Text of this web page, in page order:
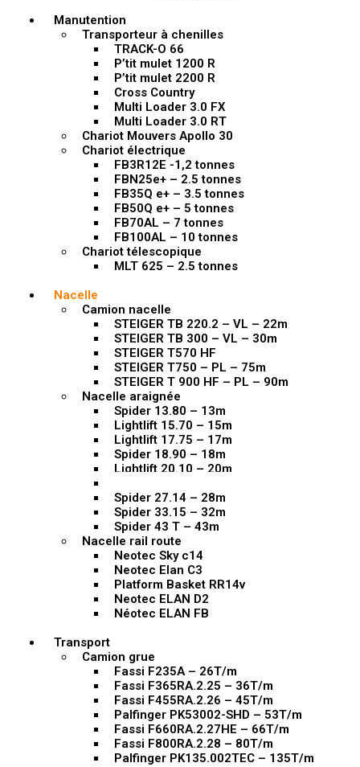
Manutention
Transporteur à chenilles
TRACK-O 66
P’tit mulet 1200 R
P’tit mulet 2200 R
Cross Country
Multi Loader 3.0 FX
Multi Loader 3.0 RT
Chariot Mouvers Apollo 30
Chariot électrique
FB3R12E -1,2 tonnes
FBN25e+ – 2.5 tonnes
FB35Q e+ – 3.5 tonnes
FB50Q e+ – 5 tonnes
FB70AL – 7 tonnes
FB100AL – 10 tonnes
Chariot télescopique
MLT 625 – 2.5 tonnes
Nacelle
Camion nacelle
STEIGER TB 220.2 – VL – 22m
STEIGER TB 300 – VL – 30m
STEIGER T570 HF
STEIGER T750 – PL – 75m
STEIGER T 900 HF – PL – 90m
Nacelle araignée
Spider 13.80 – 13m
Lightlift 15.70 – 15m
Lightlift 17.75 – 17m
Spider 18.90 – 18m
Lightlift 20.10 – 20m
Spider 27.14 – 28m
Spider 33.15 – 32m
Spider 43 T – 43m
Nacelle rail route
Neotec Sky c14
Neotec Elan C3
Platform Basket RR14v
Neotec ELAN D2
Néotec ELAN FB
Transport
Camion grue
Fassi F235A – 26T/m
Fassi F365RA.2.25 – 36T/m
Fassi F455RA.2.26 – 45T/m
Palfinger PK53002-SHD – 53T/m
Fassi F660RA.2.27HE – 66T/m
Fassi F800RA.2.28 – 80T/m
Palfinger PK135.002TEC – 135T/m